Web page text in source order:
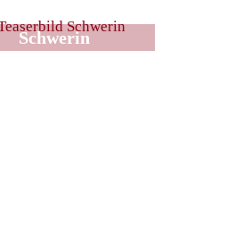
Schwerin